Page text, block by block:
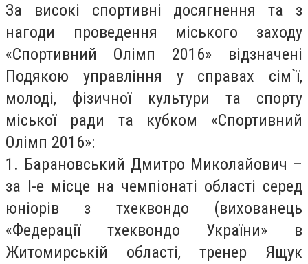
За високі спортивні досягнення та з
нагоди проведення міського заходу
«Спортивний Олімп 2016» відзначені
Подякою управління у справах сім`ї,
молоді, фізичної культури та спорту
міської ради та кубком «Спортивний
Олімп 2016»:
1. Барановський Дмитро Миколайович –
за I-е місце на чемпіонаті області серед
юніорів з тхеквондо (вихованець
«Федерації тхеквондо України» в
Житомирській області, тренер Ящук